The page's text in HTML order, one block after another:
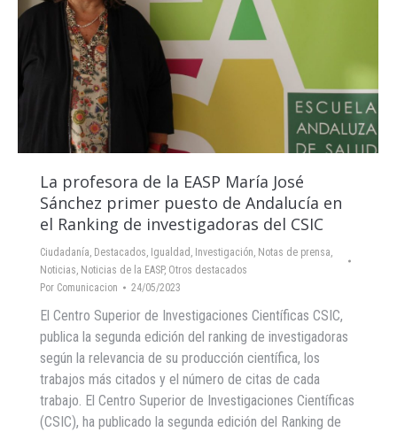
La profesora de la EASP María José
Sánchez primer puesto de Andalucía en
el Ranking de investigadoras del CSIC
Ciudadanía, Destacados, Igualdad , Investigación, Notas de prensa,
Noticias, Noticias de la EASP, Otros destacados
Por Comunicacion 24/05/2023
El Centro Superior de Investigaciones Científicas CSIC,
publica la segunda edición del ranking de investigadoras
según la relevancia de su producción científica, los
trabajos más citados y el número de citas de cada
trabajo. El Centro Superior de Investigaciones Científicas
(CSIC), ha publicado la segunda edición del Ranking de